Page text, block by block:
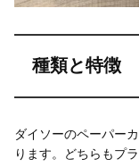
種類と特徴
ダイソーのペーパー
ります。どちらもプ